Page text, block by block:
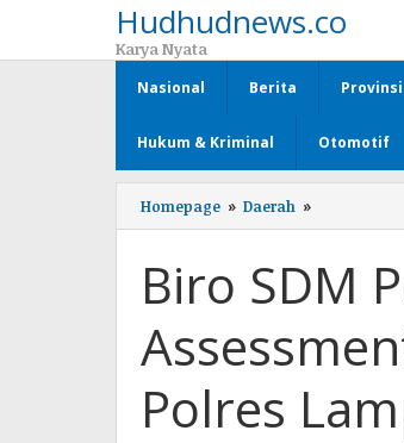
Hudhudnews.co
Karya Nyata
Nasional Berita Provinsi
Hukum & Kriminal Otomotif
Homepage » Daerah »
SDM
Lampung
Gelar
Center
Jabatan
Polres
Biro SDM
Polres